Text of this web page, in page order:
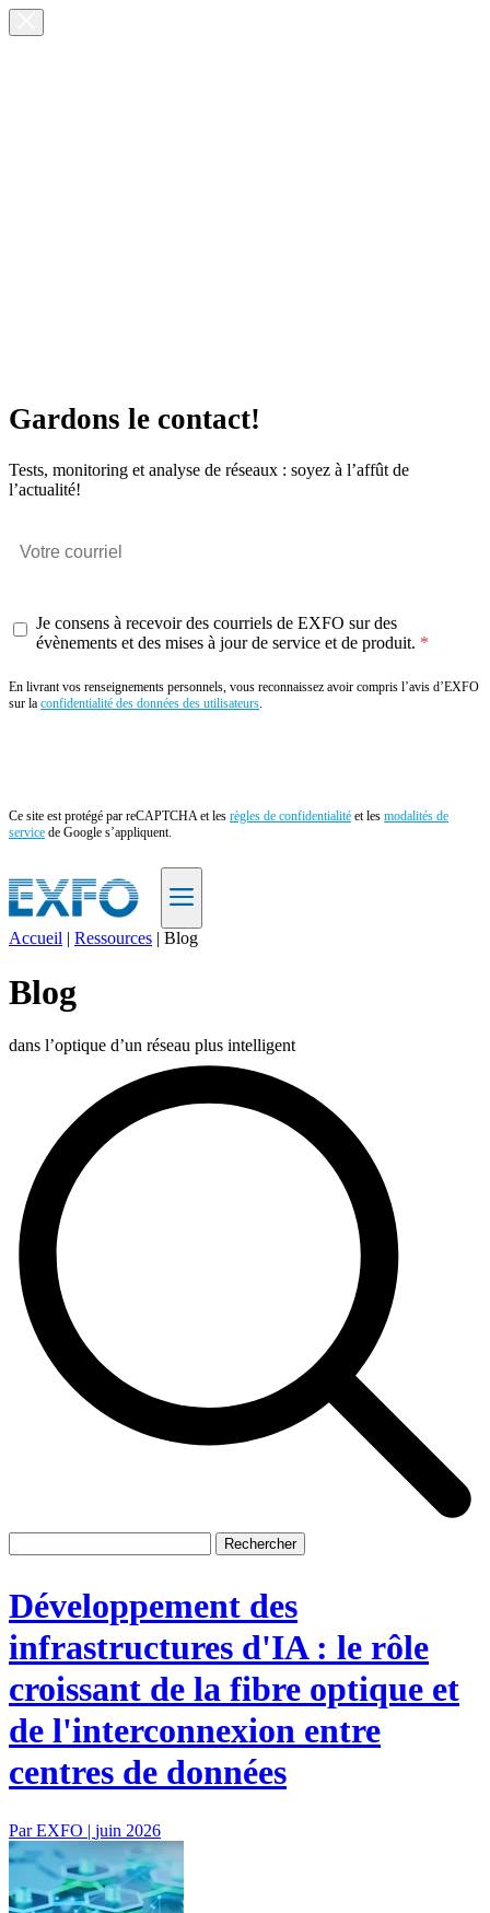
Gardons le contact!
Tests, monitoring et analyse de réseaux : soyez à l’affût de
l’actualité!
Je consens à recevoir des courriels de EXFO sur des
évènements et des mises à jour de service et de produit.
En livrant vos renseignements personnels, vous reconnaissez avoir compris l’avis d’EXFO
sur la confidentialité des données des utilisateurs.
Ce site est protégé par reCAPTCHA et les règles de confidentialité et les modalités de
service de Google s’appliquent.
Produits
Soutien
Ressources
Contactez-
nous
S'enregistrer
Entreprise
Emploi
Partenaires
Fournisseurs
Accueil | Ressources | Blog
Blog
dans l’optique d’un réseau plus intelligent
Développement des
infrastructures d'IA : le rôle
croissant de la fibre optique et
de l'interconnexion entre
centres de données
Par EXFO | juin 2026